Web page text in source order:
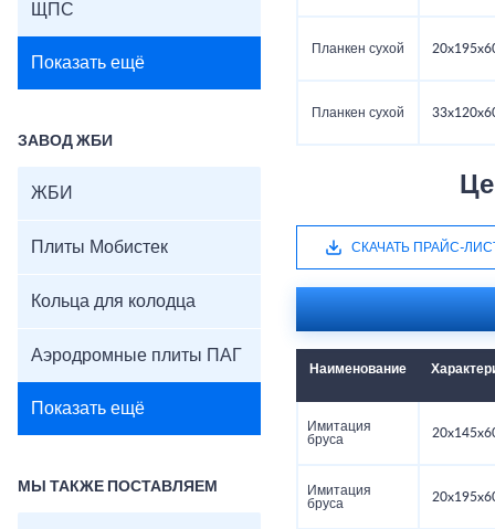
ЩПС
Показать ещё
ЗАВОД ЖБИ
ЖБИ
Плиты Мобистек
Кольца для колодца
Аэродромные плиты ПАГ
Показать ещё
МЫ ТАКЖЕ ПОСТАВЛЯЕМ
Планкен сухой
Планкен сухой
СКАЧАТЬ ПРАЙС-
Наименование
Имитация
бруса
Имитация
бруса